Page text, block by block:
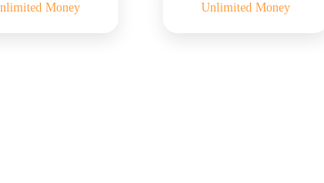
Unlimited Money
Money